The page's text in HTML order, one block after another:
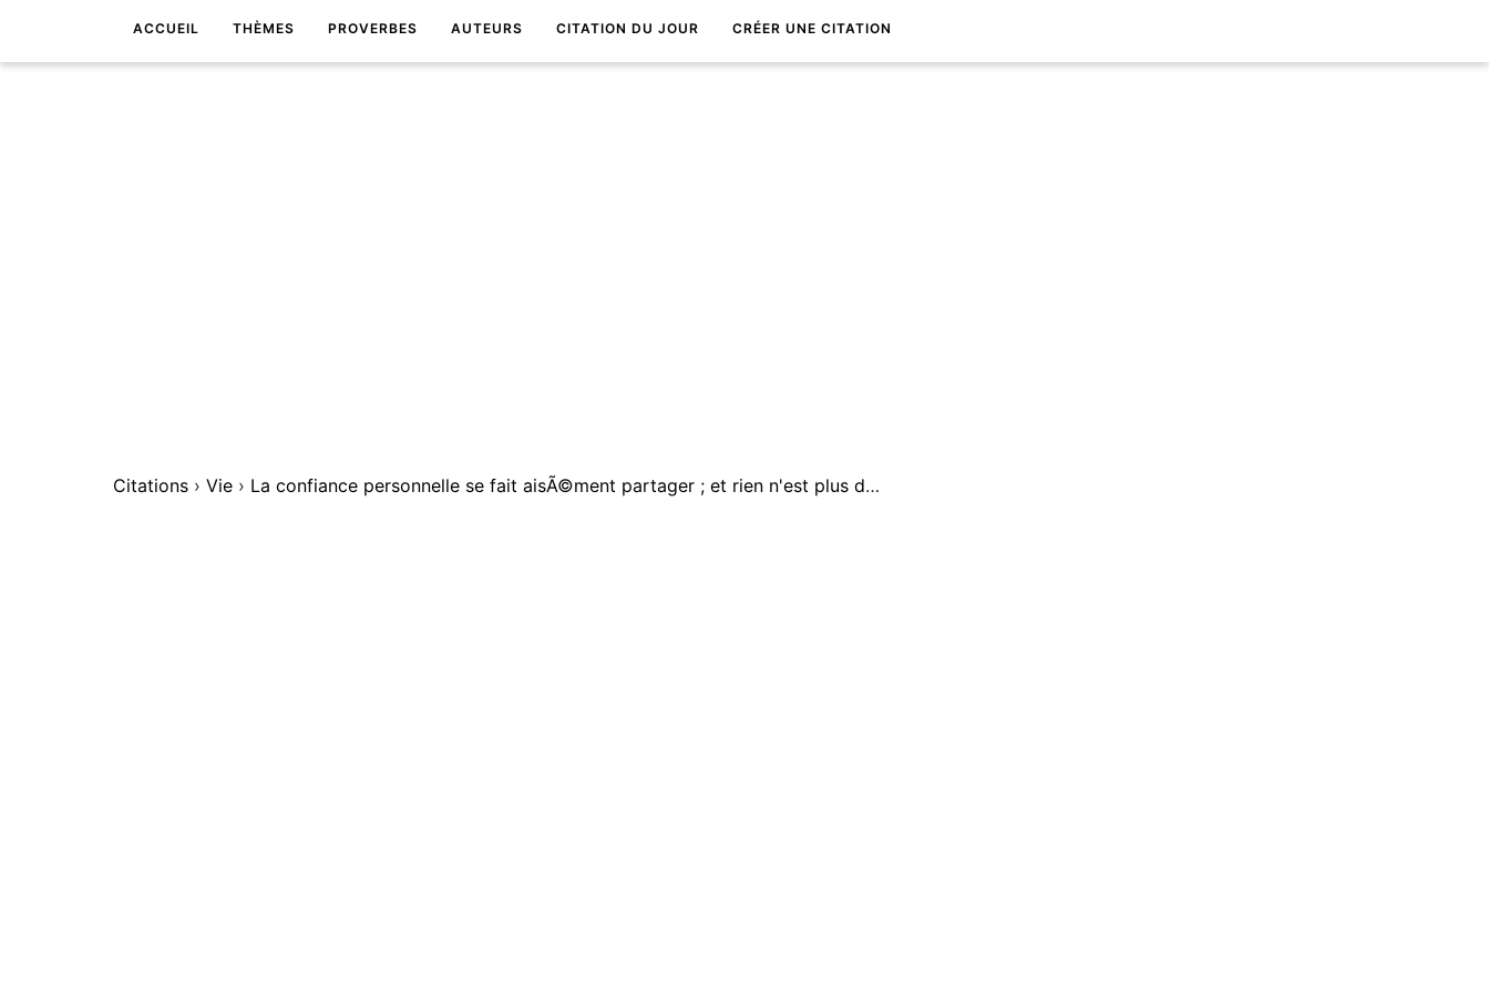
ACCUEIL THÈMES PROVERBES AUTEURS CITATION DU JOUR CRÉER UNE CITATION
Citations › Vie › La confiance personnelle se fait aisÃ©ment partager ; et rien n'est plus dangereux pour un supÃ©rieur que de mÃ©diter avant de rÃ©pondre.